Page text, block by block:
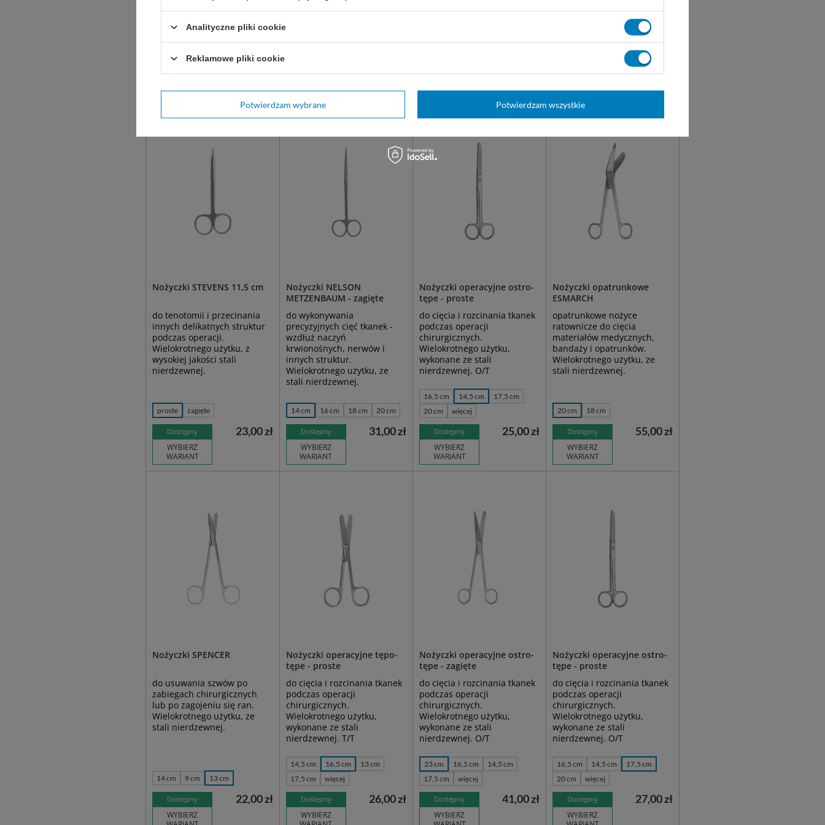
Dostępny
WARIANT
22,00 zł 23,00 zł
Nożyczki STEVENS 11,5 cm
do tenotomii i przecinania
innych delikatnych struktur
podczas operacji.
Wielokrotnego użytku, z
wysokiej jakości stali
nierdzewnej.
proste zagięte
Dostępny
WYBIERZ
WARIANT
23,00 zł
Nożyczki NELSON
METZENBAUM - zagięte
do wykonywania
precyzyjnych cięć tkanek -
wzdłuż naczyń
krwionośnych, nerwów i
innych struktur.
Wielokrotnego użytku, ze
stali nierdzewnej.
14 cm 16 cm 18 cm 20 cm
Dostępny
WYBIERZ
WARIANT
31,00 zł
Nożyczki operacyjne ostro-
tępe - proste
do cięcia i rozcinania tkanek
podczas operacji
chirurgicznych.
Wielokrotnego użytku,
wykonane ze stali
nierdzewnej. O/T
16,5 cm 14,5 cm
17,5 cm
20 cm
więcej
Dostępny
WYBIERZ
WARIANT
25,00 zł
Nożyczki opatrunkowe
ESMARCH
opatrunkowe nożyce
ratownicze do cięcia
materiałów medycznych,
bandaży i opatrunków.
Wielokrotnego użytku, ze
stali nierdzewnej.
20 cm 18 cm
Dostępny
WYBIERZ
WARIANT
55,00 zł
Nożyczki SPENCER
do usuwania szwów po
zabiegach chirurgicznych
lub po zagojeniu się ran.
Wielokrotnego użytku, ze
stali nierdzewnej.
14 cm 9 cm 13 cm
Dostępny
WYBIERZ
22,00 zł
Nożyczki operacyjne tępo-
tępe - proste
do cięcia i rozcinania tkanek
podczas operacji
chirurgicznych.
Wielokrotnego użytku,
wykonane ze stali
nierdzewnej. T/T
14,5 cm 16,5 cm
13 cm
17,5 cm
więcej
Dostępny
WYBIERZ
26,00 zł
Nożyczki operacyjne ostro-
tępe - zagięte
do cięcia i rozcinania tkanek
podczas operacji
chirurgicznych.
Wielokrotnego użytku,
wykonane ze stali
nierdzewnej. O/T
23 cm 16,5 cm
14,5 cm
17,5 cm
więcej
Dostępny
WYBIERZ
41,00 zł
Nożyczki operacyjne ostro-
tępe - proste
do cięcia i rozcinania tkanek
podczas operacji
chirurgicznych.
Wielokrotnego użytku,
wykonane ze stali
nierdzewnej. O/T
16,5 cm 14,5 cm
17,5 cm
20 cm
więcej
Dostępny
WYBIERZ
27,00 zł
Analityczne pliki cookie
Reklamowe pliki cookie
Potwierdzam wybrane Potwierdzam wszystkie